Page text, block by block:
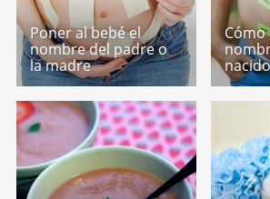
Poner al bebé el
nombre del padre o
la madre
Cómo